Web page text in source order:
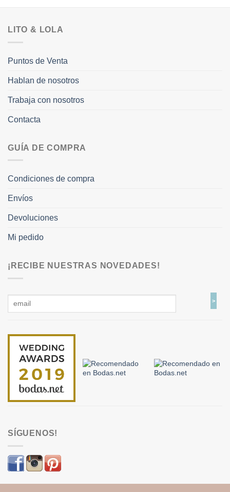
LITO & LOLA
Puntos de Venta
Hablan de nosotros
Trabaja con nosotros
Contacta
GUÍA DE COMPRA
Condiciones de compra
Envíos
Devoluciones
Mi pedido
¡RECIBE NUESTRAS NOVEDADES!
SÍGUENOS!